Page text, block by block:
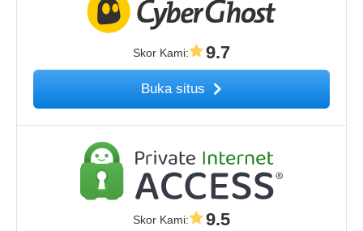
Skor Kami: 9.7
Buka situs
Skor Kami: 9.5